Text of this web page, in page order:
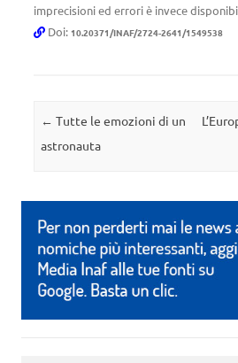
imprecisioni ed errori è invece
Doi: 10.20371/INAF/2724-2641/1549538
Navigazione articolo
← Tutte le emozioni di un
astronauta